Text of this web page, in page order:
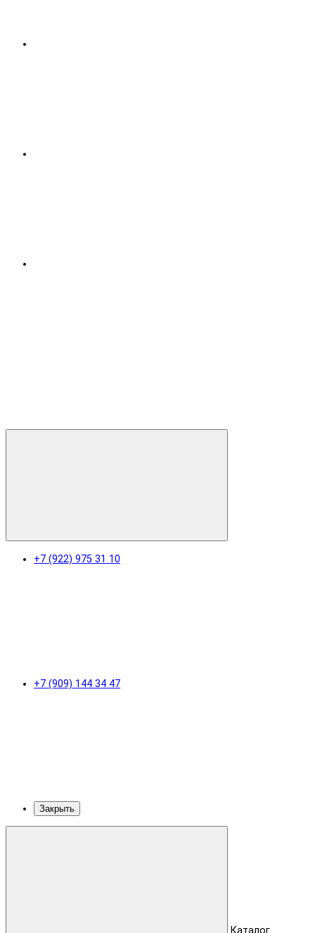
+7 (922) 975 31 10
+7 (909) 144 34 47
Закрыть